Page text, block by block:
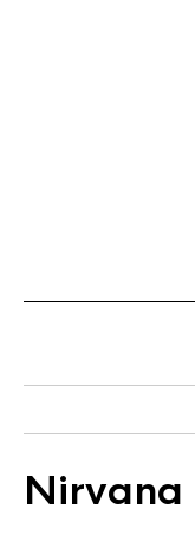
Nirvana